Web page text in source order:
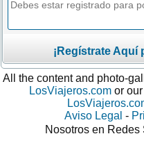
¡Regístrate Aquí
All the content and photo-
LosViajeros.com or
Aviso Legal -
Nosotros en Redes